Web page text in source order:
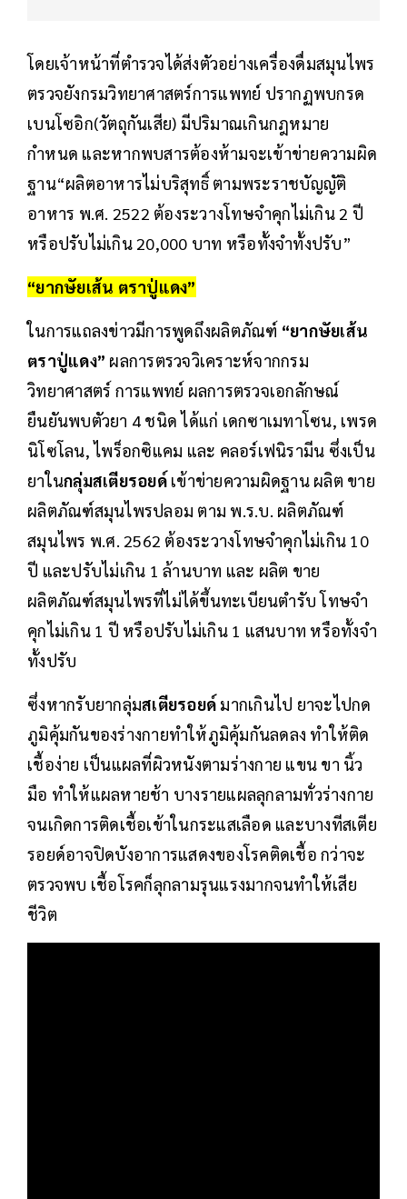
โดยเจ้าหน้าที่ตำรวจได้ส่งตัวอย่างเครื่องดื่มสมุนไพร
ตรวจยังกรมวิทยาศาสตร์การแพทย์ ปรากฏพบกรด
เบนโซอิก(วัตถุกันเสีย) มีปริมาณเกินกฎหมาย
กำหนด และหากพบสารต้องห้ามจะเข้าข่ายความผิด
ฐาน“ผลิตอาหารไม่บริสุทธิ์ ตามพระราชบัญญัติ
อาหาร พ.ศ. 2522 ต้องระวางโทษจำคุกไม่เกิน 2 ปี
หรือปรับไม่เกิน 20,000 บาท หรือทั้งจำทั้งปรับ”
“ยากษัยเส้น ตราปู่แดง”
ในการแถลงข่าวมีการพูดถึงผลิตภัณฑ์ “ยากษัยเส้น
ตราปู่แดง” ผลการตรวจวิเคราะห์จากกรม
วิทยาศาสตร์ การแพทย์ ผลการตรวจเอกลักษณ์
ยืนยันพบตัวยา 4 ชนิด ได้แก่ เดกซาเมทาโซน, เพรด
นิโซโลน, ไพร็อกซิแคม และ คลอร์เฟนิรามีน ซึ่งเป็น
ยาในกลุ่มสเตียรอยด์เข้าข่ายความผิดฐาน ผลิต ขาย
ผลิตภัณฑ์สมุนไพรปลอม ตาม พ.ร.บ. ผลิตภัณฑ์
สมุนไพร พ.ศ. 2562 ต้องระวางโทษจำคุกไม่เกิน 10
ปี และปรับไม่เกิน 1 ล้านบาท และ ผลิต ขาย
ผลิตภัณฑ์สมุนไพรที่ไม่ได้ขึ้นทะเบียนตำรับ โทษจำ
คุกไม่เกิน 1 ปี หรือปรับไม่เกิน 1 แสนบาท หรือทั้งจำ
ทั้งปรับ
ซึ่งหากรับยากลุ่มสเตียรอยด์ มากเกินไป ยาจะไปกด
ภูมิคุ้มกันของร่างกายทำให้ภูมิคุ้มกันลดลง ทำให้ติด
เชื้อง่าย เป็นแผลที่ผิวหนังตามร่างกาย แขน ขา นิ้ว
มือ ทำให้แผลหายช้า บางรายแผลลุกลามทั่วร่างกาย
จนเกิดการติดเชื้อเข้าในกระแสเลือด และบางทีสเตีย
รอยด์อาจปิดบังอาการแสดงของโรคติดเชื้อ กว่าจะ
ตรวจพบ เชื้อโรคก็ลุกลามรุนแรงมากจนทำให้เสีย
ชีวิต